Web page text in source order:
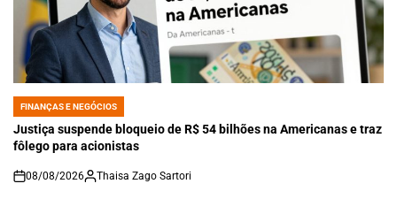
POSTED
IN
FINANÇAS E NEGÓCIOS
Justiça suspende bloqueio de R$ 54 bilhões na Americanas e traz
fôlego para acionistas
on
08/08/2026 Thaisa Zago Sartori